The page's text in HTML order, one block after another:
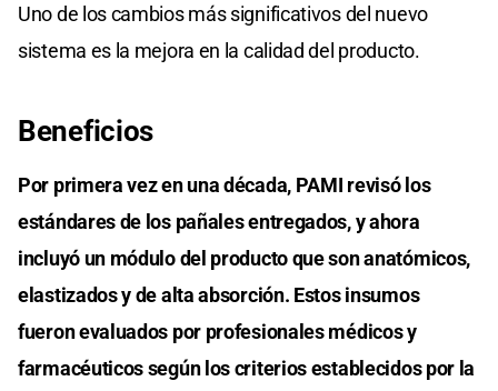
Uno de los cambios más significativos del nuevo
sistema es la mejora en la calidad del producto.
Beneficios
Por primera vez en una década, PAMI revisó los
estándares de los pañales entregados, y ahora
incluyó un módulo del producto que son anatómicos,
elastizados y de alta absorción. Estos insumos
fueron evaluados por profesionales médicos y
farmacéuticos según los criterios establecidos por la